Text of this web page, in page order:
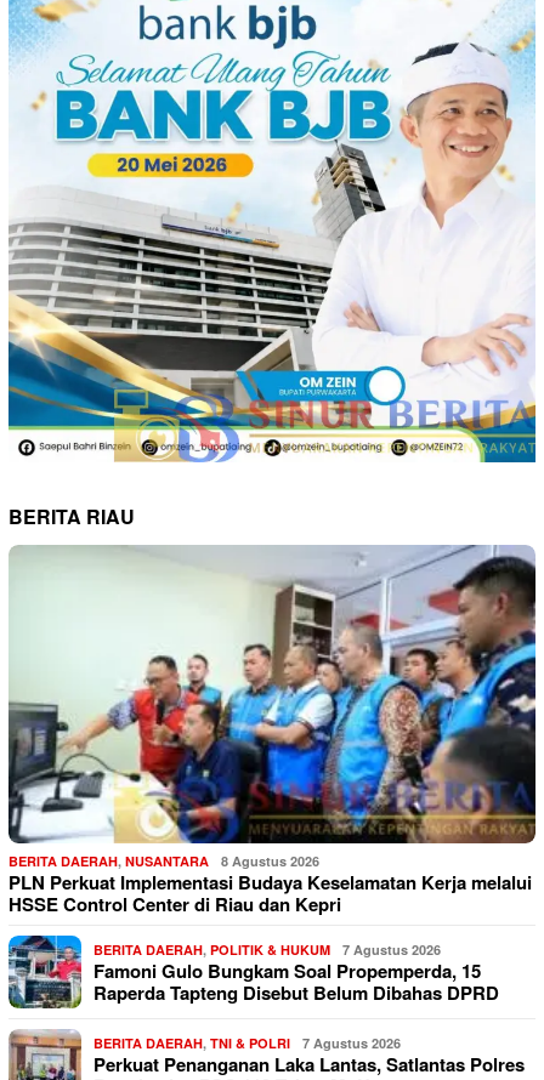
BERITA RIAU
BERITA DAERAH, NUSANTARA 8 Agustus 2026
PLN Perkuat Implementasi Budaya Keselamatan Kerja melalui
HSSE Control Center di Riau dan Kepri
BERITA DAERAH, POLITIK & HUKUM 7 Agustus 2026
Famoni Gulo Bungkam Soal Propemperda, 15
Raperda Tapteng Disebut Belum Dibahas DPRD
BERITA DAERAH, TNI & POLRI 7 Agustus 2026
Perkuat Penanganan Laka Lantas, Satlantas Polres